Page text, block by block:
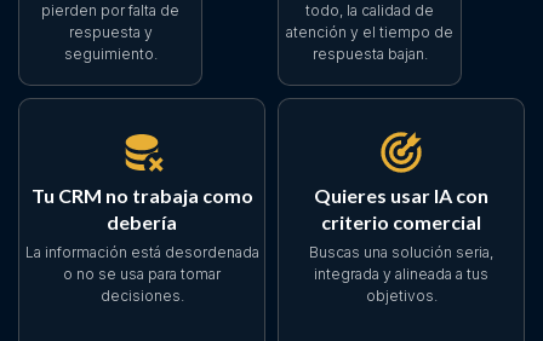
pierden por falta de
respuesta y
seguimiento.
todo, la calidad de
atención y el tiempo de
respuesta bajan.
Tu CRM no trabaja como
debería
La información está desordenada
o no se usa para tomar
decisiones.
Quieres usar IA con
criterio comercial
Buscas una solución seria,
integrada y alineada a tus
objetivos.